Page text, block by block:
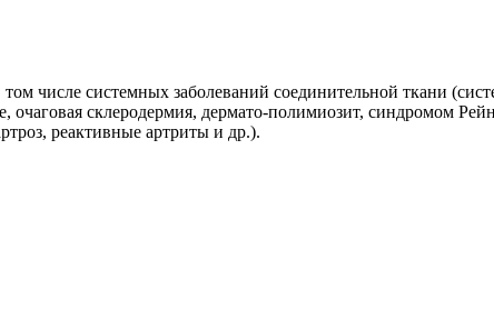
числе системных заболеваний соединительной ткани
склеродермия, дермато-полимиозит, синдромом
реактивные артриты и др.).